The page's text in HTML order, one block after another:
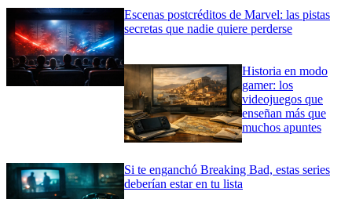
Escenas postcréditos de Marvel: las pistas
secretas que nadie quiere perderse
Historia en modo
gamer: los
videojuegos que
enseñan más que
muchos apuntes
Si te enganchó Breaking Bad, estas series
deberían estar en tu lista